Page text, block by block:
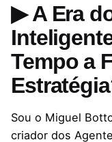
▶ A Era
Tempo a
Sou o Miguel
criador dos